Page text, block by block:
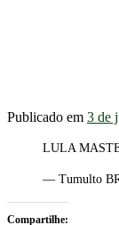
Publicado em 3 de
LULA
— Tumulto
Compartilhe: